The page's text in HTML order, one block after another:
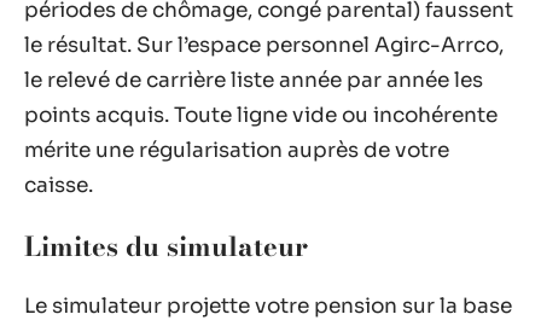
périodes de chômage, congé parental) faussent
le résultat. Sur l’espace personnel Agirc-Arrco,
le relevé de carrière liste année par année les
points acquis. Toute ligne vide ou incohérente
mérite une régularisation auprès de votre
caisse.
Limites du simulateur
Le simulateur projette votre pension sur la base